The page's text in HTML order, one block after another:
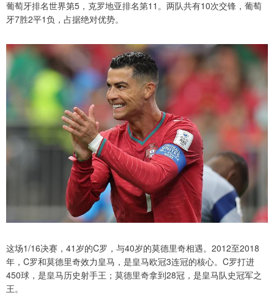
葡萄牙排名世界第5，克罗地亚排名第11。两队共有10次交锋，葡萄
牙7胜2平1负，占据绝对优势。
这场1/16决赛，41岁的C罗，与40岁的莫德里奇相遇。2012至2018
年，C罗和莫德里奇效力皇马，是皇马欧冠3连冠的核心。C罗打进
450球，是皇马历史射手王；莫德里奇拿到28冠，是皇马队史冠军之
王。